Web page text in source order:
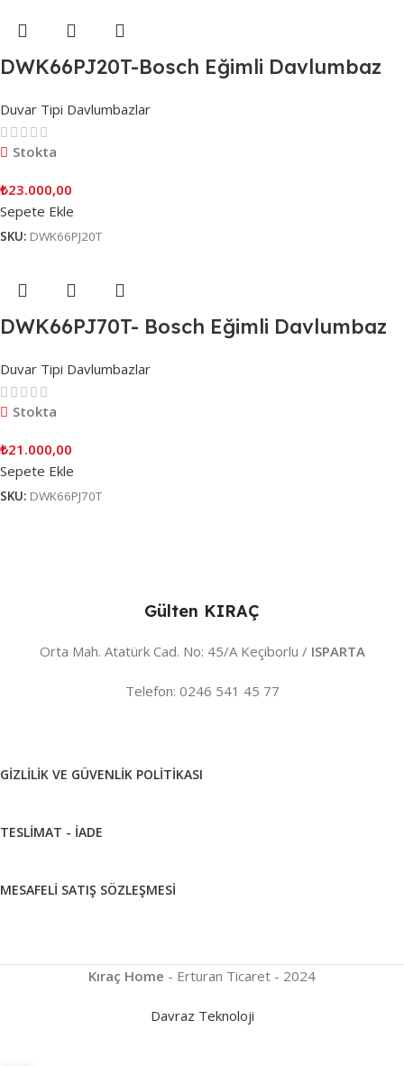
DWK66PJ20T-Bosch Eğimli Davlumbaz
Duvar Tipi Davlumbazlar
Stokta
₺23.000,00
Sepete Ekle
SKU: DWK66PJ20T
DWK66PJ70T- Bosch Eğimli Davlumbaz
Duvar Tipi Davlumbazlar
Stokta
₺21.000,00
Sepete Ekle
SKU: DWK66PJ70T
Gülten KIRAÇ
Orta Mah. Atatürk Cad. No: 45/A Keçiborlu / ISPARTA
Telefon: 0246 541 45 77
GIZLILIK VE GÜVENLIK POLITIKASI
TESLIMAT - İADE
MESAFELI SATIŞ SÖZLEŞMESI
Kıraç Home - Erturan Ticaret - 2024
Davraz Teknoloji